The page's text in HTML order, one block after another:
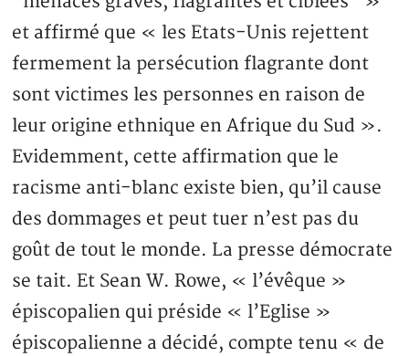
et affirmé que « les Etats-Unis rejettent
fermement la persécution flagrante dont
sont victimes les personnes en raison de
leur origine ethnique en Afrique du Sud ».
Evidemment, cette affirmation que le
racisme anti-blanc existe bien, qu’il cause
des dommages et peut tuer n’est pas du
goût de tout le monde. La presse démocrate
se tait. Et Sean W. Rowe, « l’évêque »
épiscopalien qui préside « l’Eglise »
épiscopalienne a décidé, compte tenu « de